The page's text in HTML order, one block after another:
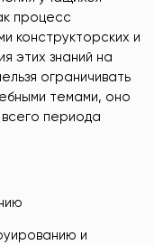
процесс
конструкторских и
этих знаний на
ограничивать
темами, оно
периода
и